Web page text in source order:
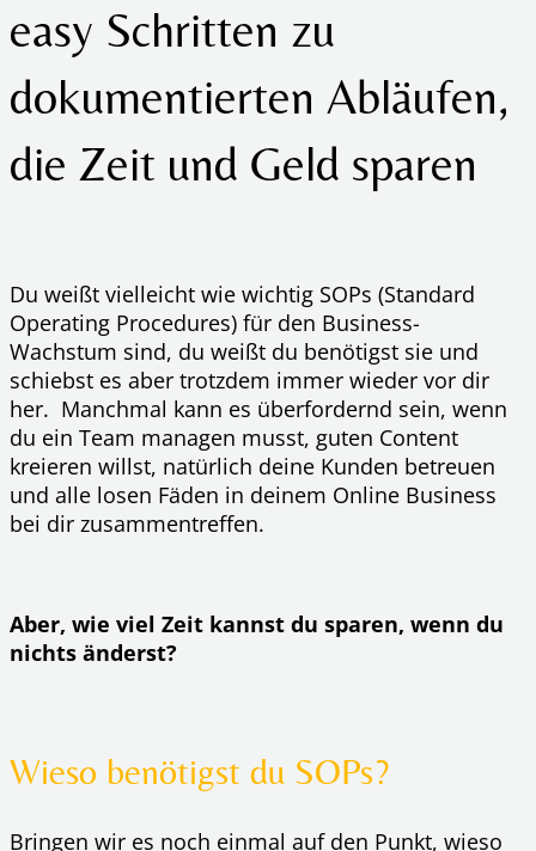
easy Schritten zu
dokumentierten Abläufen,
die Zeit und Geld sparen
Du weißt vielleicht wie wichtig SOPs (Standard
Operating Procedures) für den Business-
Wachstum sind, du weißt du benötigst sie und
schiebst es aber trotzdem immer wieder vor dir
her. Manchmal kann es überfordernd sein, wenn
du ein Team managen musst, guten Content
kreieren willst, natürlich deine Kunden betreuen
und alle losen Fäden in deinem Online Business
bei dir zusammentreffen.
Aber, wie viel Zeit kannst du sparen, wenn du
nichts änderst?
Wieso benötigst du SOPs?
Bringen wir es noch einmal auf den Punkt, wieso